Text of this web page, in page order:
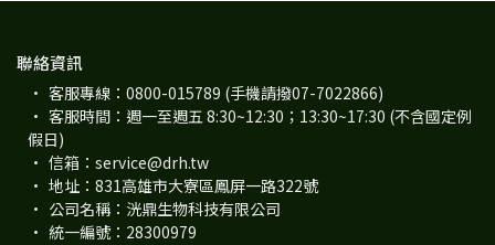
聯絡資訊
客服專線：0800-015789 (手機請撥07-7022866)
客服時間：週一至週五 8:30~12:30；13:30~17:30 (不含國定例
假日)
信箱：service@drh.tw
地址：831高雄市大寮區鳳屏一路322號
公司名稱：洸鼎生物科技有限公司
統一編號：28300979